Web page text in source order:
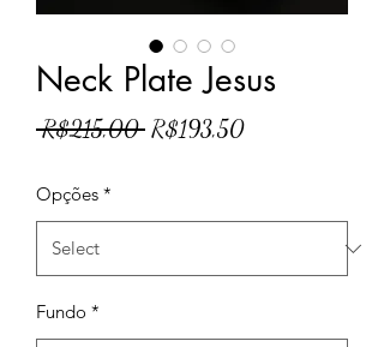
Neck Plate Jesus
R$215,00 Regular
R$193,50Sale
Opções *
Fundo *